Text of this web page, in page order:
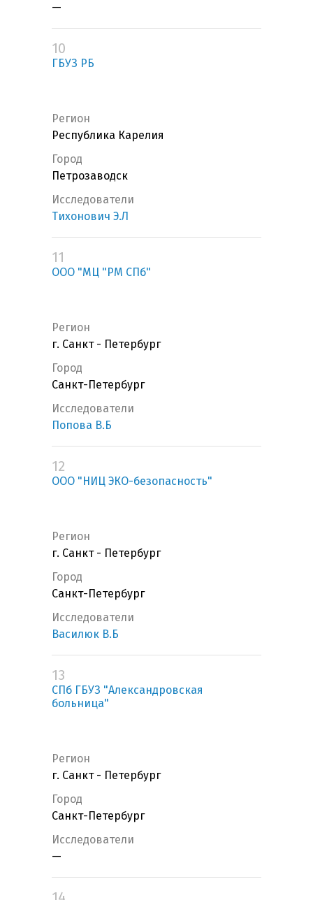
—
10
ГБУЗ РБ
Регион
Республика Карелия
Город
Петрозаводск
Исследователи
Тихонович Э.Л
11
ООО "МЦ "РМ СПб"
Регион
г. Санкт - Петербург
Город
Санкт-Петербург
Исследователи
Попова В.Б
12
ООО "НИЦ ЭКО-безопасность"
Регион
г. Санкт - Петербург
Город
Санкт-Петербург
Исследователи
Василюк В.Б
13
СПб ГБУЗ "Александровская
больница"
Регион
г. Санкт - Петербург
Город
Санкт-Петербург
Исследователи
—